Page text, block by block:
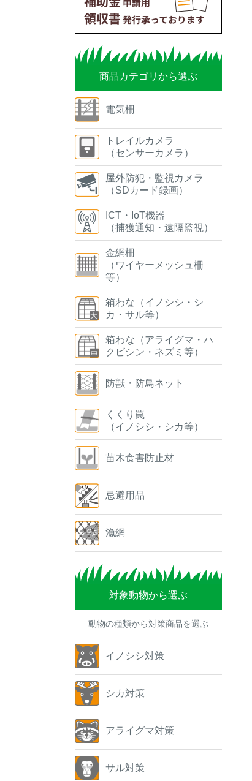
商品カテゴリから選ぶ
電気柵
トレイルカメラ
（センサーカメラ）
屋外防犯・監視カメラ
（SDカード録画）
ICT・IoT機器
（捕獲通知・遠隔監視）
金網柵
（ワイヤーメッシュ柵
等）
箱わな（イノシシ・シ
カ・サル等）
箱わな（アライグマ・ハ
クビシン・ネズミ等）
防獣・防鳥ネット
くくり罠
（イノシシ・シカ等）
苗木食害防止材
忌避用品
漁網
対象動物から選ぶ
動物の種類から対策商品を選ぶ
イノシシ対策
シカ対策
アライグマ対策
サル対策